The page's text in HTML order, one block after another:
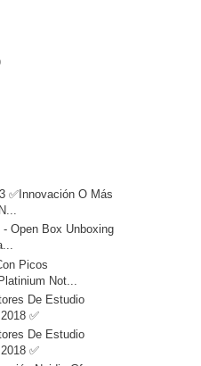
✅Innovación O Más
- Open Box Unboxing
Picos
Not...
De Estudio
✅
De Estudio
✅